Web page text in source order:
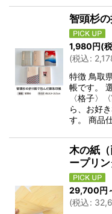
智頭杉
1,980円(
(税込:
特徴 鳥取
帳です。
〈格子〉
ら、お好
す。 商品
木の紙
ープリ
29,700円
(税込: